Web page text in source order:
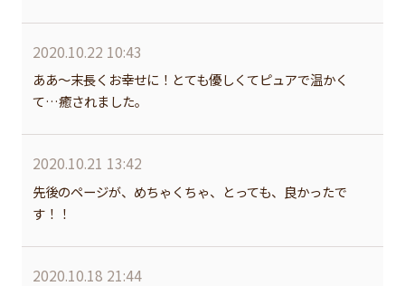
2020.10.22 10:43
ああ〜末長くお幸せに！とても優しくてピュアで温かく
て…癒されました。
2020.10.21 13:42
先後のページが、めちゃくちゃ、とっても、良かったで
す！！
2020.10.18 21:44